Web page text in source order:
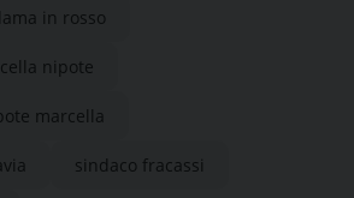
in rosso
nipote
marcella
sindaco fracassi